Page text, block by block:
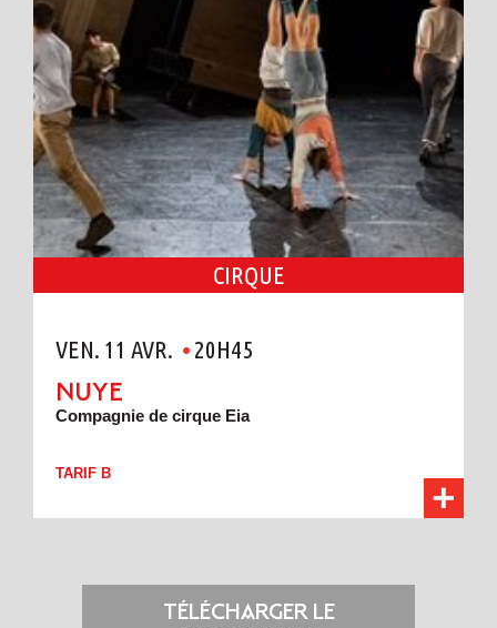
CIRQUE
VEN. 11 AVR. 20H45
NUYE
Compagnie de cirque Eia
TARIF B
TÉLÉCHARGER LE